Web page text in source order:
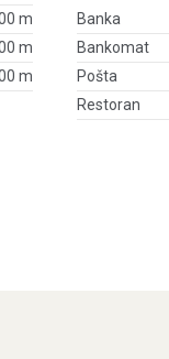
m
m
m
Banka
Bankomat
Pošta
Restoran